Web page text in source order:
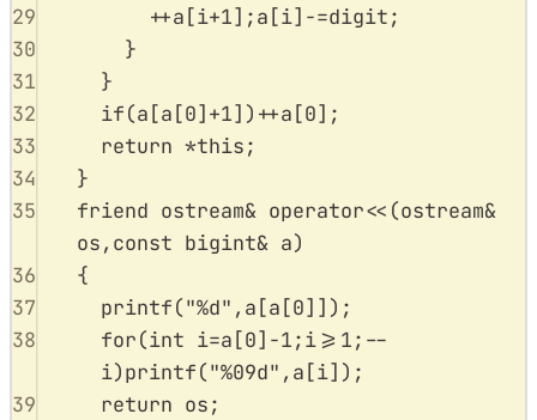
29
++a [i+1];a [i] -=digit;
30
}
31
}
32
if(a [a [0] +1]) ++a [0];
33
return *this;
34
}
35
friend ostream& operator<< (ostream&
os, const bigint& a)
36
{
37
printf("%d" , a [a [0]]);
38
for(int i=a [0] -1;i>= 1; --
i)printf("%09d" , a [i]);
39
return os;